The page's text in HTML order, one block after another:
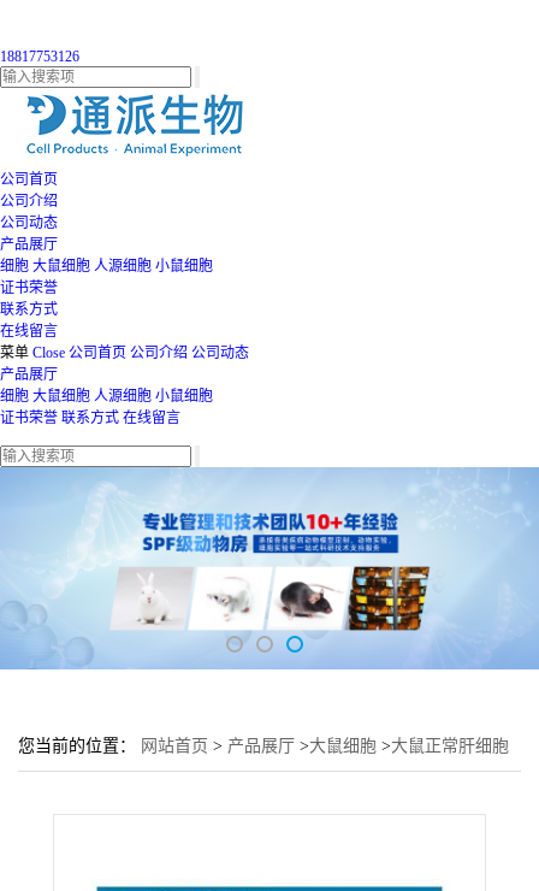
18817753126
公司首页
公司介绍
公司动态
产品展厅
细胞 大鼠细胞 人源细胞 小鼠细胞
证书荣誉
联系方式
在线留言
菜单 Close 公司首页 公司介绍 公司动态
产品展厅
细胞 大鼠细胞 人源细胞 小鼠细胞
证书荣誉 联系方式 在线留言
您当前的位置： 网站首页 > 产品展厅 >大鼠细胞 >大鼠正常肝细胞